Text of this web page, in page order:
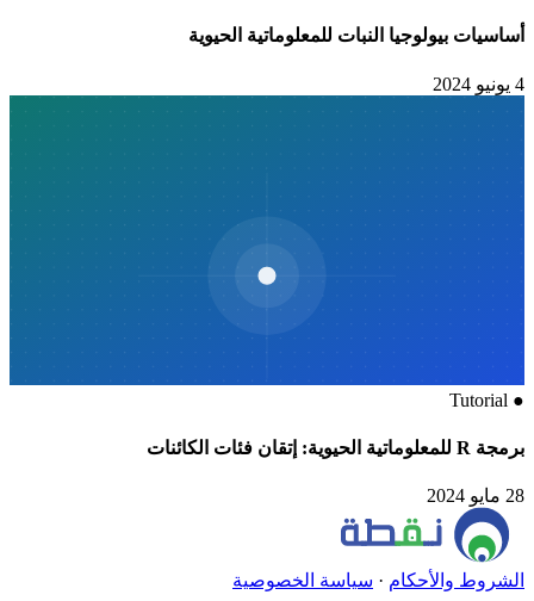
أساسيات بيولوجيا النبات للمعلوماتية الحيوية
●
Tutorial
برمجة R للمعلوماتية الحيوية: إتقان فئات الكائنات
28 مايو 2024
الشروط والأحكام· سياسة الخصوصية